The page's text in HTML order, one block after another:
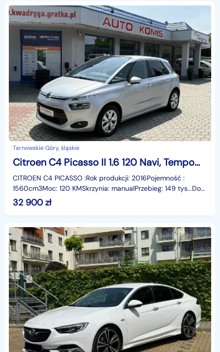
Tarnowskie Góry, śląskie
Citroen C4 Picasso II 1.6 120 Navi, Tempomat, Gwarancja
CITROEN C4 PICASSO :Rok produkcji: 2016Pojemność :
1560cm3Moc: 120 KMSkrzynia: manualPrzebieg: 149 tys...Do
32 900zł